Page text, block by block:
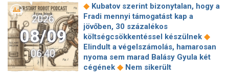
2026
08/09
06:40
◆ Kubatov szerint bizonytalan, hogy a
Fradi mennyi támogatást kap a
jövőben, 30 százalékos
költségcsökkentéssel készülnek ◆
Elindult a végelszámolás, hamarosan
nyoma sem marad Balásy Gyula két
cégének ◆ Nem sikerült